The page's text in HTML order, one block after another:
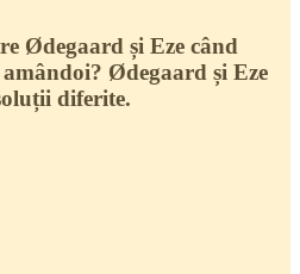
Ødegaard și Eze când
Ødegaard și Eze
diferite.